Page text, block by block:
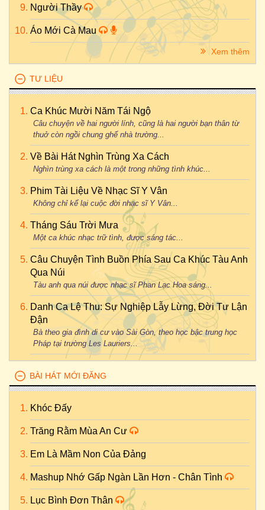
Người Thầy
Áo Mới Cà Mau
Xem thêm
TƯ LIỆU
Ca Khúc Mười Năm Tái Ngộ
Câu chuyện về hai người lính, cũng là hai người bạn thân từ
thuở còn ngồi chung ghế nhà trường...
Về Bài Hát Nghìn Trùng Xa Cách
Nghìn trùng xa cách là một trong những tình khúc...
Phim Tài Liệu Về Nhạc Sĩ Y Vân
Không chỉ kể lại cuộc đời nhạc sĩ Y Vân...
Tháng Sáu Trời Mưa
Một ca khúc nhạc trữ tình, được sáng tác...
Câu Chuyện Tình Buồn Phía Sau Ca Khúc Tàu Anh
Qua Núi
Tàu anh qua núi được nhạc sĩ Phan Lạc Hoa sáng...
Danh Ca Lệ Thu: Sự Nghiệp Lẫy Lừng, Đời Tư Lận
Đận
Bà theo gia đình di cư vào Sài Gòn, theo học bậc trung học
Pháp tại trường Les Lauriers...
BÀI HÁT MỚI ĐĂNG
Khóc Đấy
Trăng Rằm Mùa An Cư
Em Là Mầm Non Của Đảng
Mashup Nhớ Gấp Ngàn Lần Hơn - Chân Tình
Lục Bình Đơn Thân